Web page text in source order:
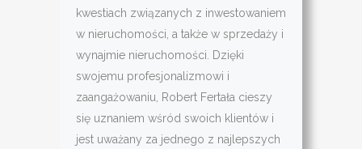
kwestiach związanych z inwestowaniem
w nieruchomości, a także w sprzedaży i
wynajmie nieruchomości. Dzięki
swojemu profesjonalizmowi i
zaangażowaniu, Robert Fertała cieszy
się uznaniem wśród swoich klientów i
jest uważany za jednego z najlepszych